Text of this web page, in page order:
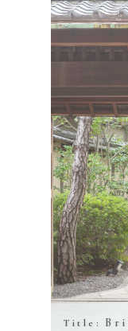
Title: